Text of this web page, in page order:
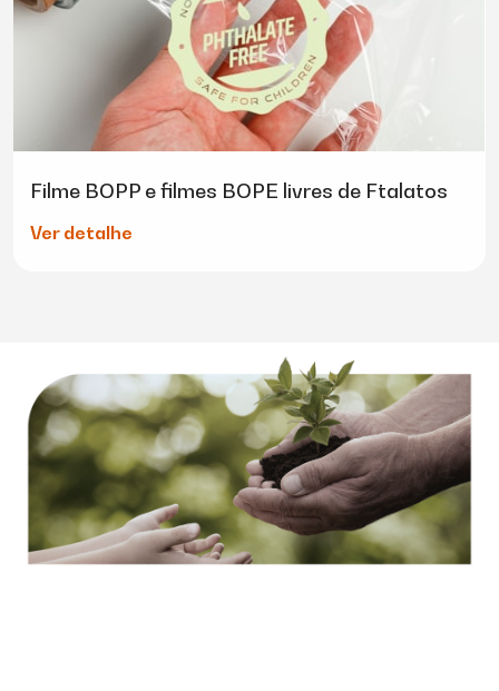
Filme BOPP e filmes BOPE livres de Ftalatos
Ver detalhe